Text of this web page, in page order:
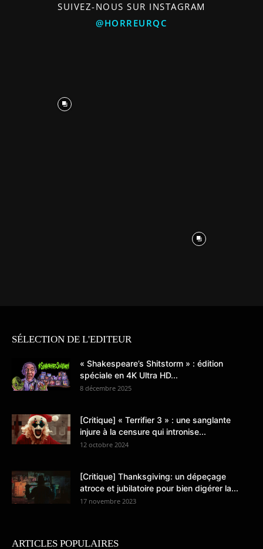
SUIVEZ-NOUS SUR INSTAGRAM
@HORREURQC
SÉLECTION DE L'EDITEUR
« Shakespeare’s Shitstorm » : édition
spéciale en 4K Ultra HD...
8 décembre 2025
[Critique] « Terrifier 3 » : une sanglante
injure à la censure qui intronise...
12 octobre 2024
[Critique] Thanksgiving: un dépeçage
atroce et jubilatoire pour bien digérer la...
17 novembre 2023
ARTICLES POPULAIRES